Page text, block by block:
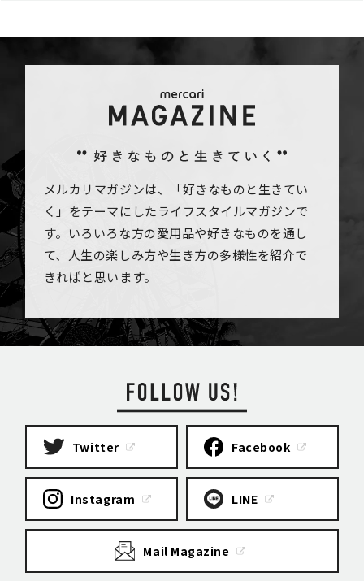
メルカリマガジンは、「好きなものと生きてい
く」をテーマにしたライフスタイルマガジンで
す。いろいろな方の愛用品や好きなものを通し
て、人生の楽しみ方や生き方の多様性を紹介で
きればと思います。
Twitter Facebook
Instagram LINE
Mail Magazine